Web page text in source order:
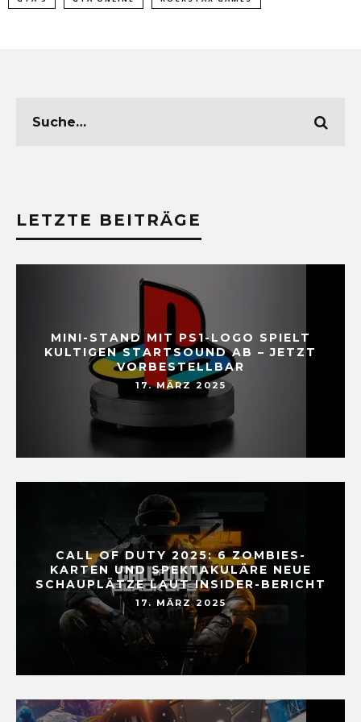
LETZTE BEITRÄGE
MINI-STAND MIT PS1-LOGO SPIELT
KULTIGEN STARTSOUND AB – JETZT
VORBESTELLBAR
17. MÄRZ 2025
CALL OF DUTY 2025: 6 ZOMBIES-
KARTEN UND SPEKTAKULÄRE NEUE
SCHAUPLÄTZE LAUT INSIDER-BERICHT
17. MÄRZ 2025